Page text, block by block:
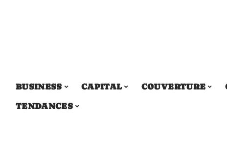
BUSINESS CAPITAL COUVERTURE
TENDANCES